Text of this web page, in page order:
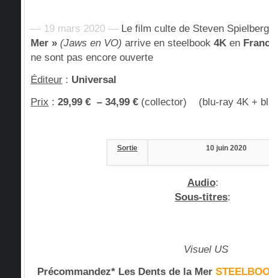
— 19 mars 2020 — Le film culte de Steven
Mer » (Jaws en VO) arrive en steelbook 4K en
ne sont pas encore ouverte
Éditeur : Universal
Prix : 29,99 € – 34,99 € (collector) (blu-ray 4K +
Sortie 10 juin 2020
Audio:
Sous-titres:
Visuel US
Précommandez* Les Dents de la Mer